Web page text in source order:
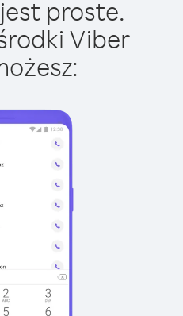
proste.
Viber